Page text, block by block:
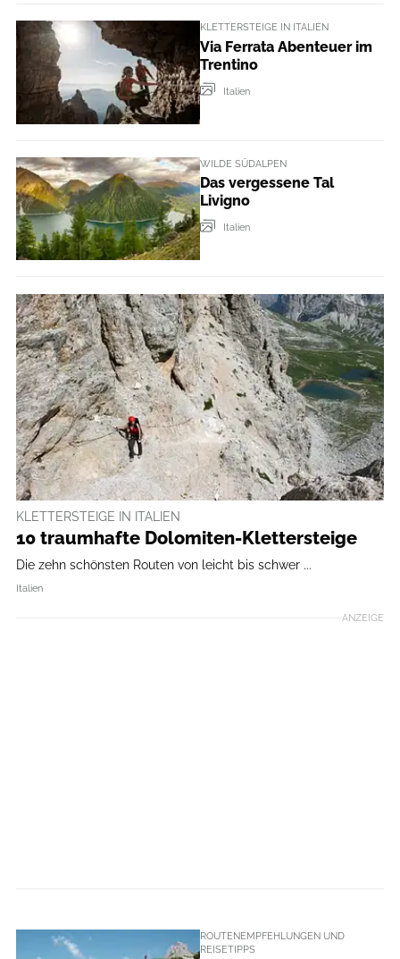
KLETTERSTEIGE IN ITALIEN
Via Ferrata Abenteuer im
Trentino
Italien
WILDE SÜDALPEN
Das vergessene Tal
Livigno
Italien
KLETTERSTEIGE IN ITALIEN
10 traumhafte Dolomiten-Klettersteige
Die zehn schönsten Routen von leicht bis schwer ...
Italien
ANZEIGE
ROUTENEMPFEHLUNGEN UND
REISETIPPS